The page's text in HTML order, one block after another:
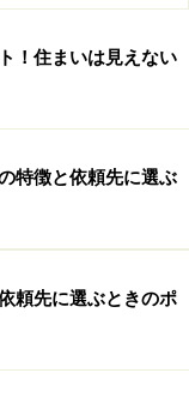
すか」という夢を
建物であること
するという大前
ハウスに比べて、
とがほとんどで
そハウスメーカ
考え方がわかり
ば、わかりやす
！住まいは見えない
特徴と依頼先に選ぶ
頼先に選ぶときのポ